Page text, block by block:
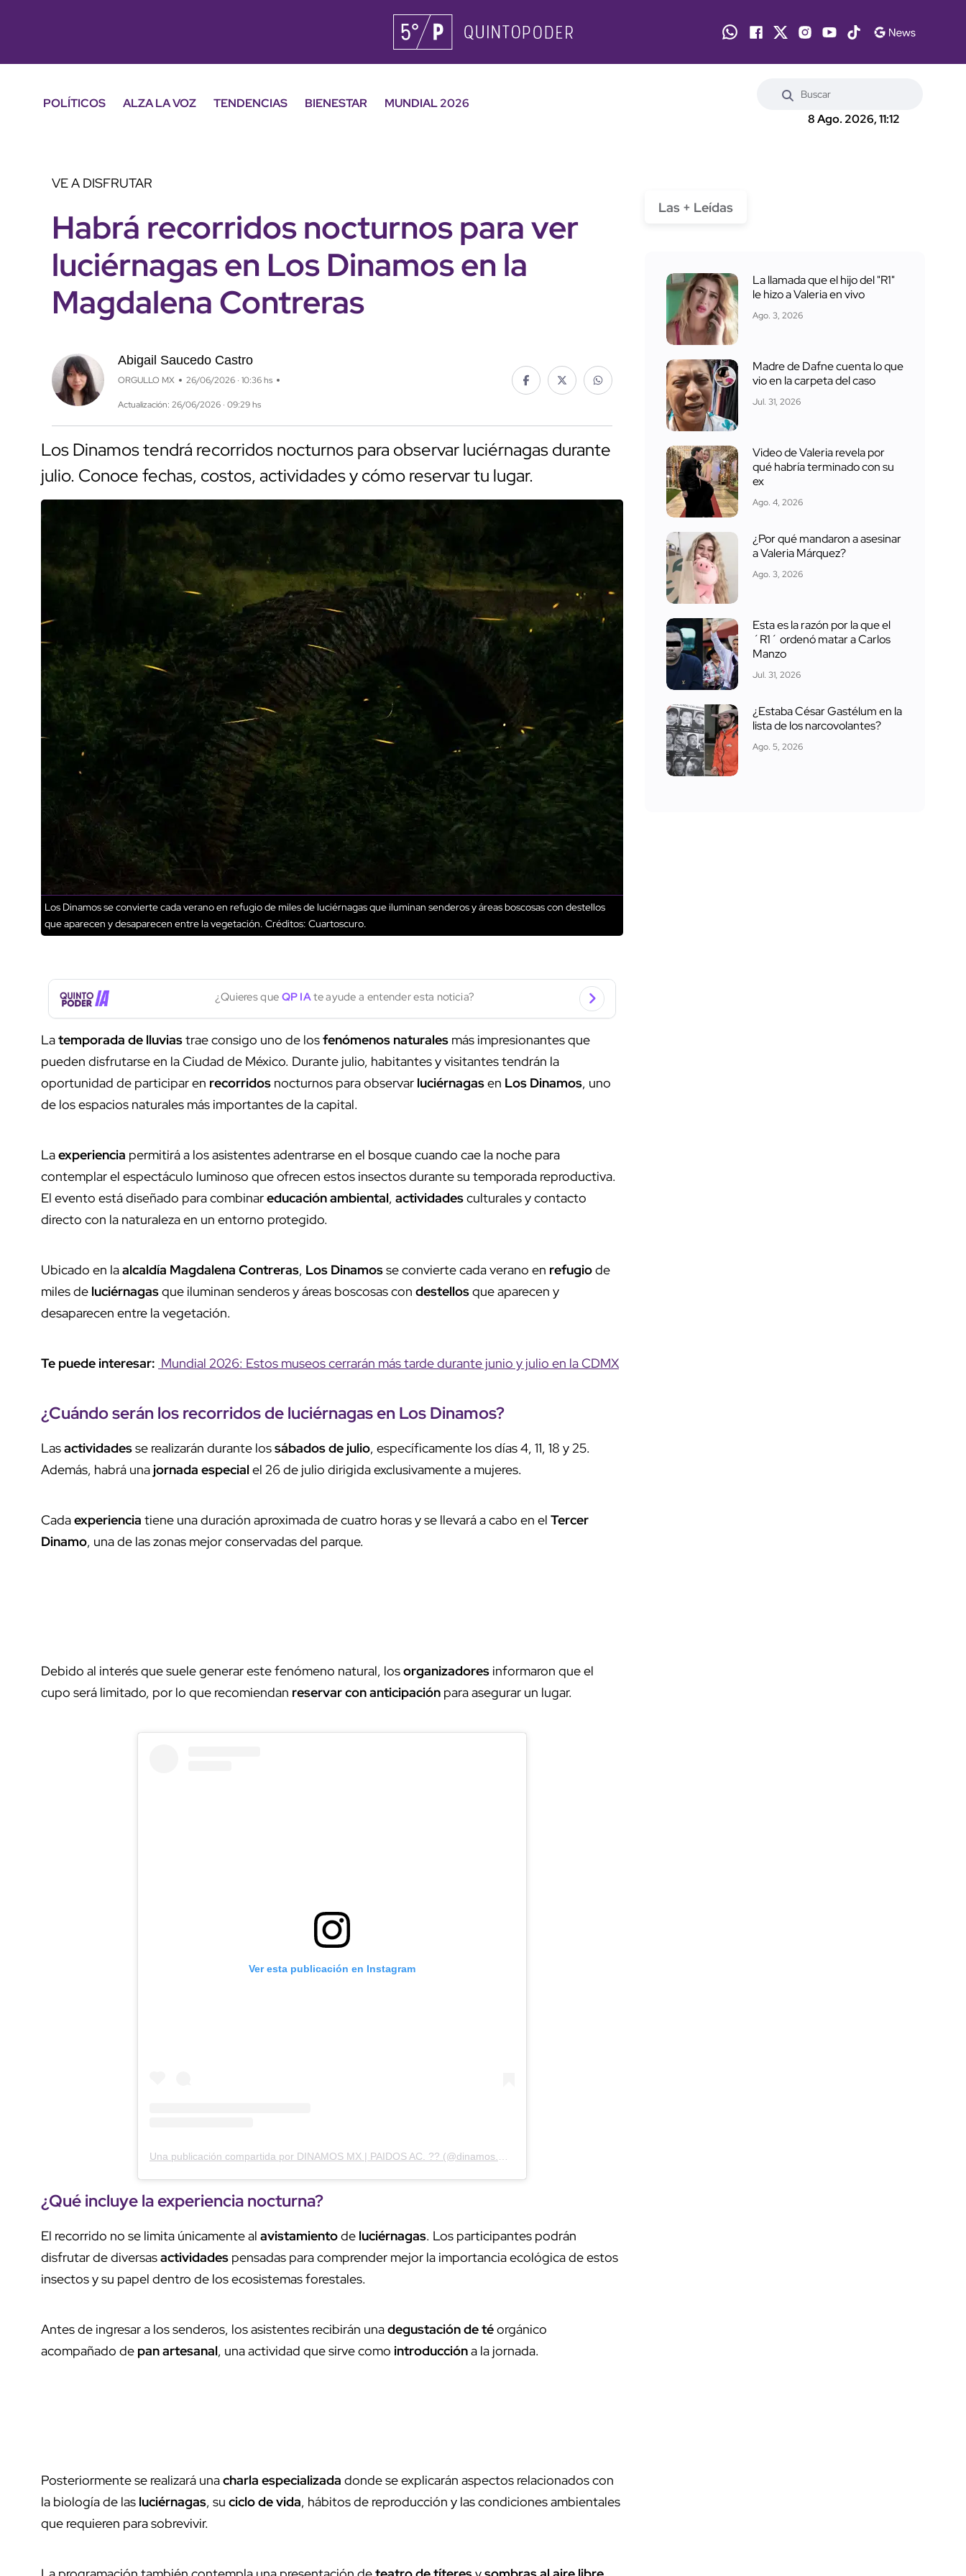
POLÍTICOS ALZA LA VOZ TENDENCIAS BIENESTAR
MUNDIAL 2026
8 Ago. 2026, 11:12
VE A DISFRUTAR
Habrá recorridos nocturnos para ver
luciérnagas en Los Dinamos en la
Magdalena Contreras
Abigail Saucedo Castro
ORGULLO MX 26/06/2026 · 10:36 hs
Actualización: 26/06/2026 · 09:29 hs
Los Dinamos tendrá recorridos nocturnos para observar luciérnagas durante
julio. Conoce fechas, costos, actividades y cómo reservar tu lugar.
Los Dinamos se convierte cada verano en refugio de miles de luciérnagas que iluminan senderos y áreas boscosas con destellos
que aparecen y desaparecen entre la vegetación. Créditos: Cuartoscuro.
¿Quieres que QP IAte ayude a entender esta noticia?
Latemporada de lluviastrae consigo uno de losfenómenos naturales más impresionantes que
pueden disfrutarse en la Ciudad de México. Durante julio, habitantes y visitantes tendrán la
oportunidad de participar en recorridos nocturnos para observar luciérnagasen Los Dinamos, uno
de los espacios naturales más importantes de la capital.
Laexperiencia permitirá a los asistentes adentrarse en el bosque cuando cae la noche para
contemplar el espectáculo luminoso que ofrecen estos insectos durante su temporada reproductiva.
El evento está diseñado para combinareducación ambiental, actividadesculturales y contacto
directo con la naturaleza en un entorno protegido.
Ubicado en laalcaldía Magdalena Contreras, Los Dinamosse convierte cada verano en refugiode
miles de luciérnagasque iluminan senderos y áreas boscosas con destellosque aparecen y
desaparecen entre la vegetación.
Te puede interesar: Mundial 2026: Estos museos cerrarán más tarde durante junio y julio en la CDMX
¿Cuándo serán losrecorridosdeluciérnagasen Los Dinamos?
Lasactividadesse realizarán durante lossábados de julio, específicamente los días 4, 11, 18 y 25.
Además, habrá unajornada especialel 26 de julio dirigida exclusivamente a mujeres.
Cadaexperiencia tiene una duración aproximada de cuatro horas y se llevará a cabo en el Tercer
Dinamo, una de las zonas mejor conservadas del parque.
Debido al interés que suele generar este fenómeno natural, losorganizadores informaron que el
cupo será limitado, por lo que recomiendan reservar con anticipación para asegurar un lugar.
Ver esta publicación en Instagram
Una publicación compartida por DINAMOS MX | PAIDOS AC. ?? (@dinamos.mx)
¿Qué incluye laexperiencianocturna?
El recorrido no se limita únicamente al avistamientode luciérnagas. Los participantes podrán
disfrutar de diversasactividades pensadas para comprender mejor la importancia ecológica de estos
insectos y su papel dentro de los ecosistemas forestales.
Antes de ingresar a los senderos, los asistentes recibirán unadegustación de téorgánico
acompañado de pan artesanal, una actividad que sirve como introduccióna la jornada.
Posteriormente se realizará unacharla especializada donde se explicarán aspectos relacionados con
la biología de las luciérnagas, su ciclo de vida, hábitos de reproducción y las condiciones ambientales
que requieren para sobrevivir.
Las + Leídas
La llamada que el hijo del "R1"
le hizo a Valeria en vivo
Ago. 3, 2026
Madre de Dafne cuenta lo que
vio en la carpeta del caso
Jul. 31, 2026
Video de Valeria revela por
qué habría terminado con su
ex
Ago. 4, 2026
¿Por qué mandaron a asesinar
a Valeria Márquez?
Ago. 3, 2026
Esta es la razón por la que el
´R1´ ordenó matar a Carlos
Manzo
Jul. 31, 2026
¿Estaba César Gastélum en la
lista de los narcovolantes?
Ago. 5, 2026